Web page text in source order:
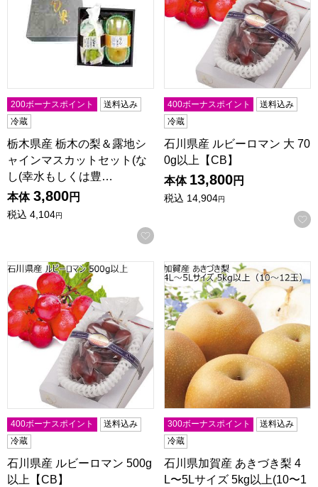
200ボーナスポイント
送料込み
冷蔵
栃木県産 栃木の梨＆露地シ
ャインマスカットセット(な
し(幸水もしくは豊…
本体 3,800円
税込 4,104円
お気に入りに登録する
400ボーナスポイント
送料込み
冷蔵
石川県産 ルビーロマン 大 70
0g以上【CB】
本体 13,800円
税込 14,904円
石川県産 ルビーロマン 500g以上【CB】
400ボーナスポイント
送料込み
冷蔵
石川県産 ルビーロマン 500g
以上【CB】
石川県加賀産 あきづき梨 4L
300ボーナスポイント
送料込み
冷蔵
石川県加賀産 あきづき梨 4
L〜5Lサイズ 5kg以上(10〜1